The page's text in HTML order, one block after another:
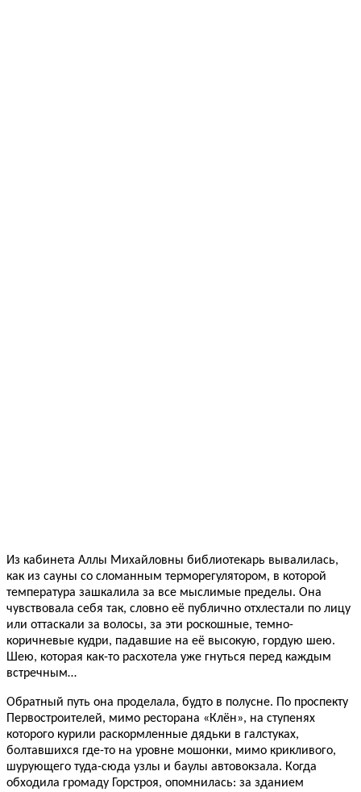
Из кабинета Аллы Михайловны библиотекарь вывалилась,
как из сауны со сломанным терморегулятором, в которой
температура зашкалила за все мыслимые пределы. Она
чувствовала себя так, словно её публично отхлестали по лицу
или оттаскали за волосы, за эти роскошные, темно-
коричневые кудри, падавшие на её высокую, гордую шею.
Шею, которая как-то расхотела уже гнуться перед каждым
встречным…
Обратный путь она проделала, будто в полусне. По проспекту
Первостроителей, мимо ресторана «Клён», на ступенях
которого курили раскормленные дядьки в галстуках,
болтавшихся где-то на уровне мошонки, мимо крикливого,
шурующего туда-сюда узлы и баулы автовокзала. Когда
обходила громаду Горстроя, опомнилась: за зданием